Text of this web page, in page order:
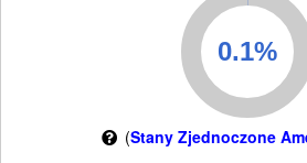
(Stany Zjednoczone